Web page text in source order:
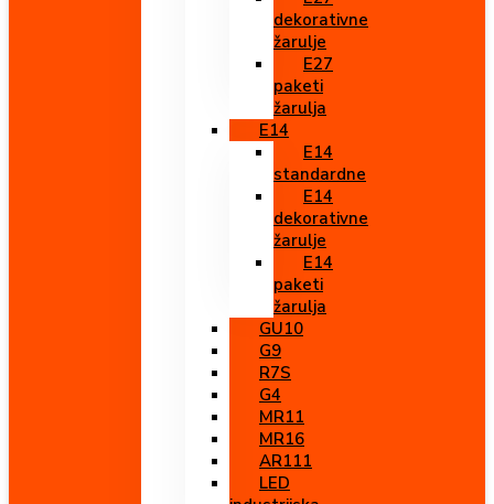
dekorativne
žarulje
E27
paketi
žarulja
E14
E14
standardne
E14
dekorativne
žarulje
E14
paketi
žarulja
GU10
G9
R7S
G4
MR11
MR16
AR111
LED